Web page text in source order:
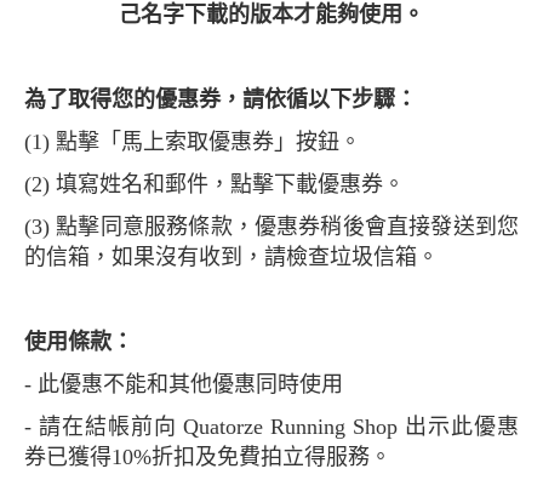
己名字下載的版本才能夠使用。
為了取得您的優惠券，請依循以下步驟：
(1) 點擊「馬上索取優惠券」按鈕。
(2) 填寫姓名和郵件，點擊下載優惠券。
(3) 點擊同意服務條款，優惠券稍後會直接發送到您
的信箱，如果沒有收到，請檢查垃圾信箱。
使用條款：
- 此優惠不能和其他優惠同時使用
- 請在結帳前向 Quatorze Running Shop 出示此優惠
券已獲得10%折扣及免費拍立得服務。